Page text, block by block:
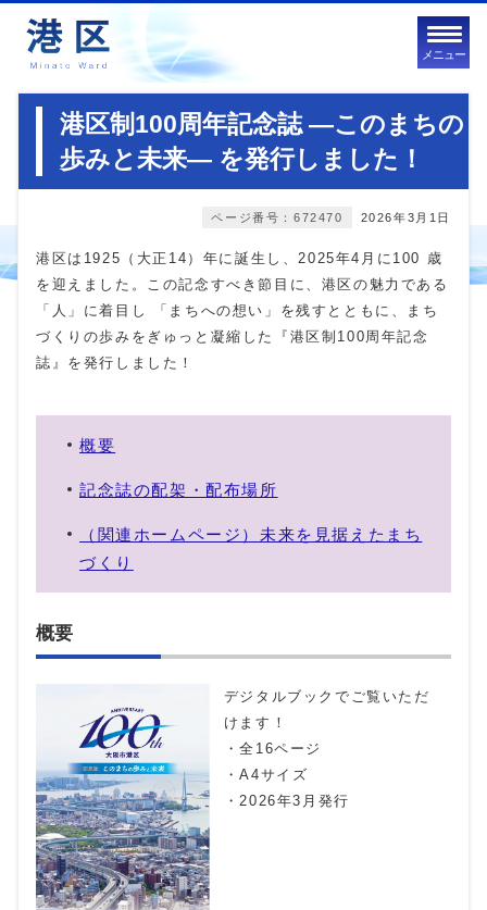
メニュー
港区制100周年記念誌 ―このまちの
歩みと未来― を発行しました！
2026年3月1日
ページ番号：672470
港区は1925（大正14）年に誕生し、2025年4月に100 歳
を迎えました。この記念すべき節目に、港区の魅力である
「人」に着目し 「まちへの想い」を残すとともに、まち
づくりの歩みをぎゅっと凝縮した『港区制100周年記念
誌』を発行しました！
概要
記念誌の配架・配布場所
（関連ホームページ）未来を見据えたまち
づくり
概要
デジタルブックでご覧いただ
けます！
・全16ページ
・A4サイズ
・2026年3月発行